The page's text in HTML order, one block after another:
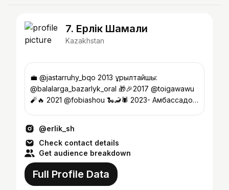
7. Ерлік Шамғали
Kazakhstan
💼 @jastarruhy_bqo 2013 Құрылтайшы:
@balalarga_bazarlyk_oral 🎁🎉2017 @toigawawu
🧨🔥 2021 @fobiashou 🐍🦂🕷️ 2023- Амбассадор:
@erlik_sh
Check contact details
Get audience breakdown
Full Profile Data